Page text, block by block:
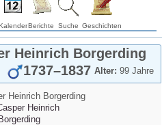
Berichte Suche Geschichten
Heinrich Borgerding
Alter: 99 Jahre
1737–1837
Heinrich Borgerding
Heinrich
Borgerding